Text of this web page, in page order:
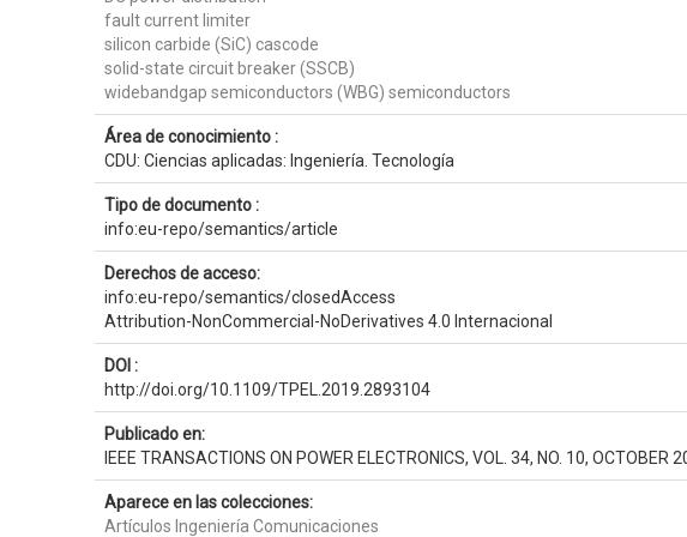
fault current limiter
silicon carbide (SiC) cascode
solid-state circuit breaker (SSCB)
widebandgap semiconductors (WBG) semiconductors
Área de conocimiento :
CDU: Ciencias aplicadas: Ingeniería. Tecnología
Tipo de documento :
info:eu-repo/semantics/article
Derechos de acceso:
info:eu-repo/semantics/closedAccess
Attribution-NonCommercial-NoDerivatives 4.0 Internacional
DOI :
http://doi.org/10.1109/TPEL.2019.2893104
Publicado en:
IEEE TRANSACTIONS ON POWER ELECTRONICS, VOL. 34, NO. 10, OCTOBER
Aparece en las colecciones:
Artículos Ingeniería Comunicaciones